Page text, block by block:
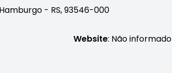
- RS, 93546-000
Website: Não informado